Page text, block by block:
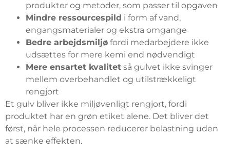
produkter og metoder, som passer til opgaven
Mindre ressourcespild i form af vand,
engangsmaterialer og ekstra omgange
Bedre arbejdsmiljø fordi medarbejdere ikke
udsættes for mere kemi end nødvendigt
Mere ensartet kvalitet så gulvet ikke svinger
mellem overbehandlet og utilstrækkeligt
rengjort
Et gulv bliver ikke miljøvenligt rengjort, fordi
produktet har en grøn etiket alene. Det bliver det
først, når hele processen reducerer belastning uden
at sænke effekten.